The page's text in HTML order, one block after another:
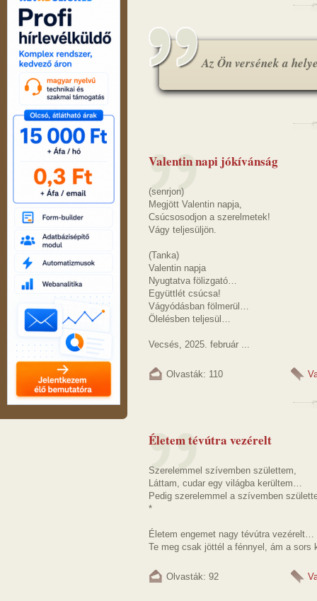
Az Ön versének a
Valentin napi jókívánság
(senrjon)
Megjött Valentin napja,
Csúcsosodjon a szerelmetek!
Vágy teljesüljön.
(Tanka)
Valentin napja
Nyugtatva fölizgató…
Együttlét csúcsa!
Vágyódásban fölmerül…
Ölelésben teljesül…
Vecsés, 2025. február ...
Olvasták: 110
Életem tévútra vezérelt
Szerelemmel szívemben születtem,
Láttam, cudar egy világba kerültem…
Pedig szerelemmel a szívemben
*
Életem engemet nagy tévútra vezérelt…
Te meg csak jöttél a fénnyel, ám a sors
Olvasták: 92